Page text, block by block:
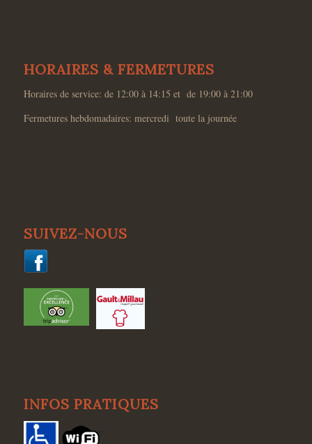
HORAIRES & FERMETURES
Horaires de service: de 12:00 à 14:15 et de 19:00 à 21:00
Fermetures hebdomadaires: mercredi toute la journée
SUIVEZ-NOUS
INFOS PRATIQUES